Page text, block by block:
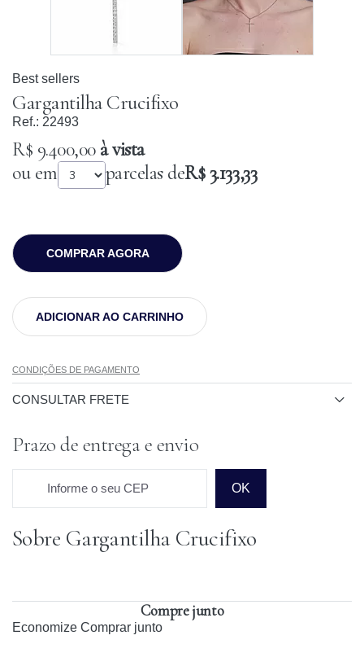
Best sellers
Gargantilha Crucifixo
Ref.: 22493
R$ 9.400,00à vista
ou em
parcelas deR$ 3.133,33
COMPRAR AGORA
ADICIONAR AO CARRINHO
CONDIÇÕES DE PAGAMENTO
CONSULTAR FRETE
Prazo de entrega e envio
Informe o seu CEP OK
Prazo para o CEP
Sobre Gargantilha Crucifixo
Compre junto
Economize Comprar junto